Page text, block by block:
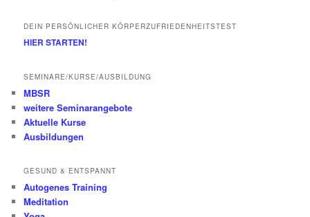
DEIN PERSÖNLICHER KÖRPERZUFRIEDENHEITSTEST
HIER STARTEN!
SEMINARE/KURSE/AUSBILDUNG
MBSR
weitere Seminarangebote
Aktuelle Kurse
Ausbildungen
GESUND & ENTSPANNT
Autogenes Training
Meditation